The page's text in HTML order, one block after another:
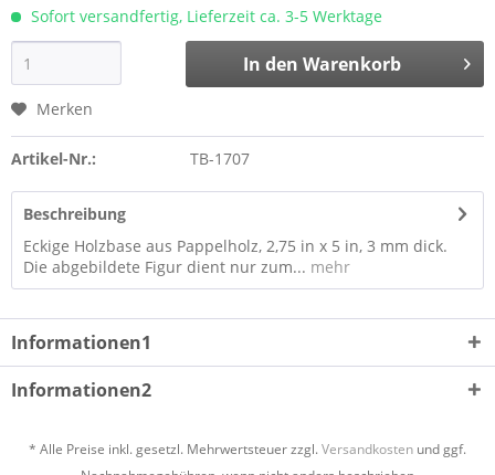
Sofort versandfertig, Lieferzeit ca. 3-5 Werktage
In den Warenkorb
Merken
Artikel-Nr.: TB-1707
Beschreibung
Eckige Holzbase aus Pappelholz, 2,75 in x 5 in, 3 mm dick.
Die abgebildete Figur dient nur zum... mehr
Informationen1
Informationen2
* Alle Preise inkl. gesetzl. Mehrwertsteuer zzgl.Versandkosten und ggf.